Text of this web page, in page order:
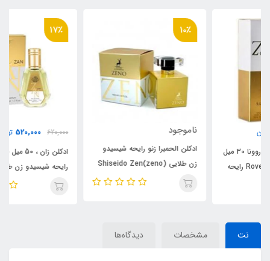
ادکلن الحمبرا زنو رایحه شیسیدو
زن طلایی (zeno)Shiseido Zen
تومان
ادکلن زان ، 50 میل فراگرنس ورد
رایحه شیسیدو زن طلایی Zan)
zen)
نت مشخصات دیدگاه‌ها